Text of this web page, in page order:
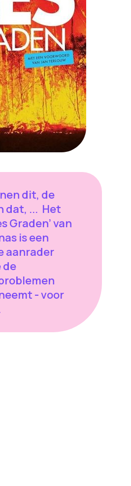
dit, de
dat, ... Het
Graden’ van
is een
aanrader
de
- voor